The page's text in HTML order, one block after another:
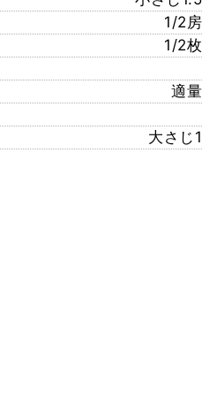
1/2房
1/2枚
適量
大さじ1